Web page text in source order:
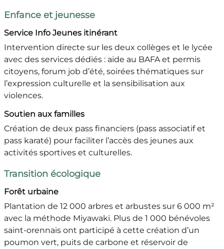
Enfance et jeunesse
Service Info Jeunes itinérant
Intervention directe sur les deux collèges et le lycée
avec des services dédiés : aide au BAFA et permis
citoyens, forum job d’été, soirées thématiques sur
l’expression culturelle et la sensibilisation aux
violences.
Soutien aux familles
Création de deux pass financiers (pass associatif et
pass karaté) pour faciliter l’accès des jeunes aux
activités sportives et culturelles.
Transition écologique
Forêt urbaine
Plantation de 12 000 arbres et arbustes sur 6 000 m²
avec la méthode Miyawaki. Plus de 1 000 bénévoles
saint-orennais ont participé à cette création d’un
poumon vert, puits de carbone et réservoir de